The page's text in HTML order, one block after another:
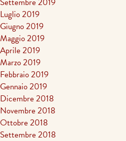
Luglio 2019
Giugno 2019
Maggio 2019
Aprile 2019
Marzo 2019
Febbraio 2019
Gennaio 2019
Dicembre 2018
Novembre 2018
Ottobre 2018
Settembre 2018